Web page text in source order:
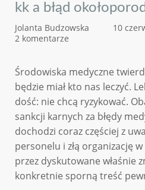
kk a błąd
Jolanta Budzowska
10
2 komentarze
Środowiska medyczne
będzie miał kto nas leczyć.
dość: nie chcą ryzykować.
sankcji karnych za błędy
dochodzi coraz częściej z
personelu i złą organizację
przez dyskutowane właśnie
konkretnie sporną treść